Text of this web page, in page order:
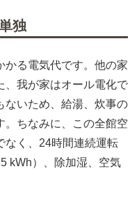
独
かる電気代です。他の家
、我が家はオール電化で
ないため、給湯、炊事の
。ちなみに、この全館空
なく、24時間連続運転
kWh）、除加湿、空気